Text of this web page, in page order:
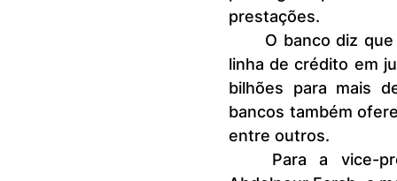
prestações.
linha de crédito em
bilhões para mais
bancos também
entre outros.